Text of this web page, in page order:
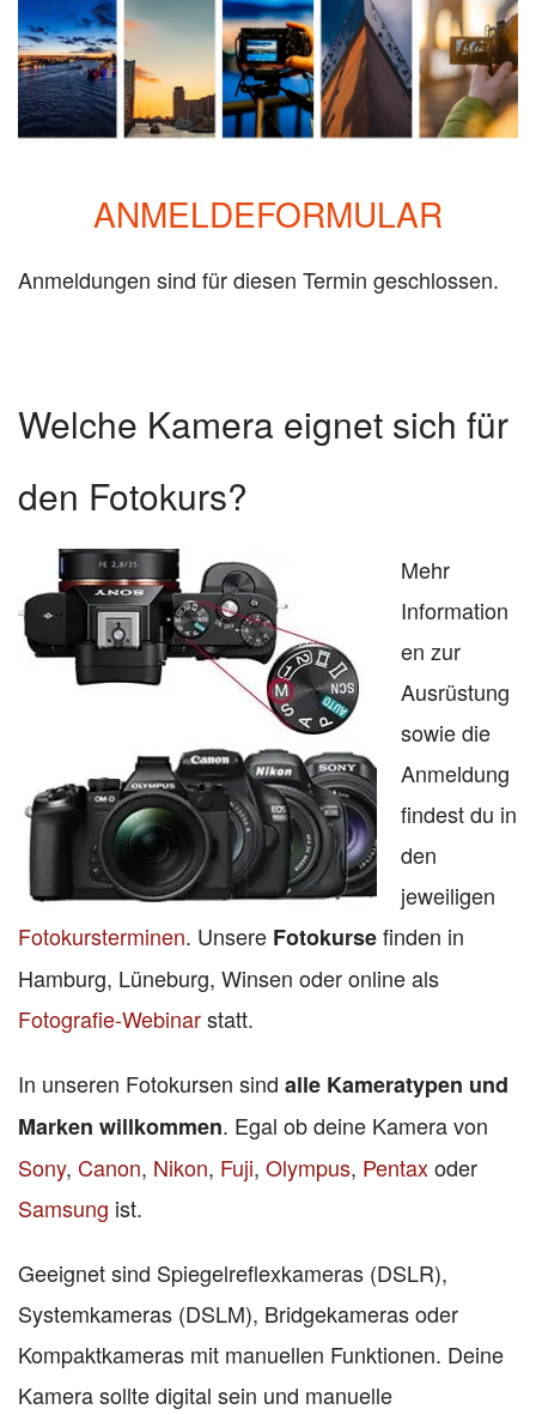
ANMELDEFORMULAR
Anmeldungen sind für diesen Termin geschlossen.
Welche Kamera eignet sich für
den Fotokurs?
Mehr
Information
en zur
Ausrüstung
sowie die
Anmeldung
findest du in
den
jeweiligen
Fotokursterminen. Unsere Fotokursefinden in
Hamburg, Lüneburg, Winsen oder online als
Fotografie-Webinarstatt.
In unseren Fotokursen sind alle Kameratypen und
Marken willkommen. Egal ob deine Kamera von
Sony, Canon, Nikon, Fuji, Olympus, Pentaxoder
Samsung ist.
Geeignet sind Spiegelreflexkameras (DSLR),
Systemkameras (DSLM), Bridgekameras oder
Kompaktkameras mit manuellen Funktionen. Deine
Kamera sollte digital sein und manuelle